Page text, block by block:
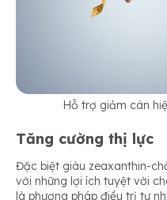
Hỗ trợ giảm cân
Tăng cường thị lực
Đặc biệt giàu zeaxanthin-
với những lợi ích tuyệt vời
là phương pháp điều trị tự